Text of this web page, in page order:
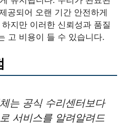
공되어 오랜 기간 안전하게
지만 이러한 신뢰성과 품질
고 비용이 들 수 있습니다.
는 공식 수리센터보다
서비스를 알려알려드